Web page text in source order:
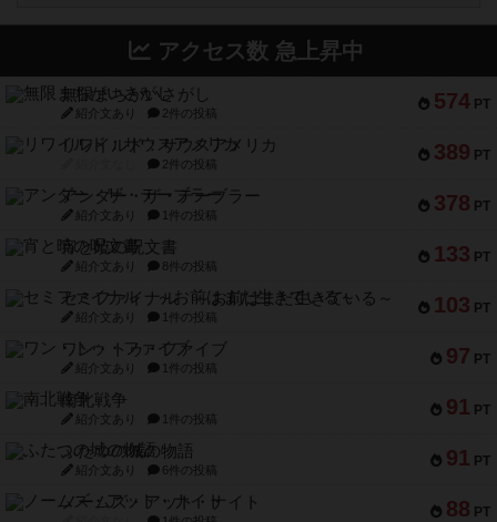
アクセス数 急上昇中
574 PT
無限まちがいさがし
紹介文あり 2件の投稿
389 PT
リワイルド：サウスアメリカ
2件の投稿
378 PT
アンダー・ザ・テーブラー
紹介文あり 1件の投稿
133 PT
宵と暁の呪文書
紹介文あり 8件の投稿
103 PT
セミファイナル ～お前はまだ生きている～
紹介文あり 1件の投稿
97 PT
ワン・トゥ・ファイブ
紹介文あり 1件の投稿
91 PT
南北戦争
紹介文あり 1件の投稿
91 PT
ふたつの城の物語
紹介文あり 6件の投稿
88 PT
ノームズ・アット・ナイト